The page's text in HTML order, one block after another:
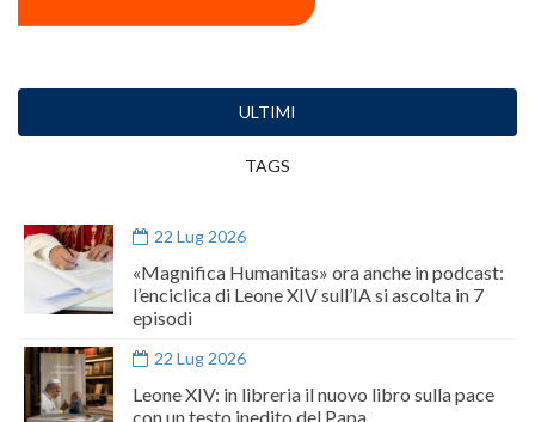
ULTIMI
TAGS
22 Lug 2026
«Magnifica Humanitas» ora anche in podcast:
l’enciclica di Leone XIV sull’IA si ascolta in 7
episodi
22 Lug 2026
Leone XIV: in libreria il nuovo libro sulla pace
con un testo inedito del Papa